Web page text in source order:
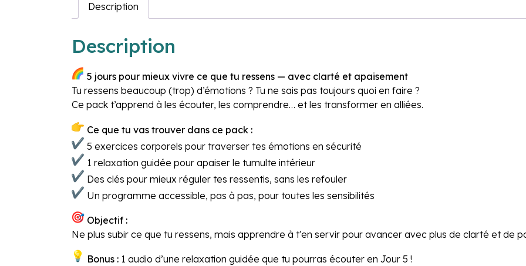
Description
Description
5 jours pour mieux vivre ce que tu ressens — avec clarté et apaisement
Tu ressens beaucoup (trop) d’émotions ? Tu ne sais pas toujours quoi en faire ?
Ce pack t’apprend à les écouter, les comprendre… et les transformer en alliées.
Ce que tu vas trouver dans ce pack :
5 exercices corporels pour traverser tes émotions en sécurité
1 relaxation guidée pour apaiser le tumulte intérieur
Des clés pour mieux réguler tes ressentis, sans les refouler
Un programme accessible, pas à pas, pour toutes les sensibilités
Objectif :
Ne plus subir ce que tu ressens, mais apprendre à t’en servir pour avancer avec plus de clarté et de
Bonus : 1 audio d’une relaxation guidée que tu pourras écouter en Jour 5 !